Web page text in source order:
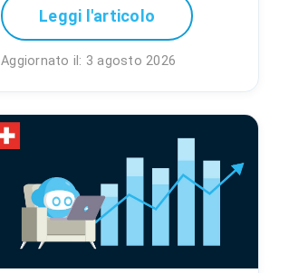
Leggi l'articolo
Aggiornato il: 3 agosto 2026